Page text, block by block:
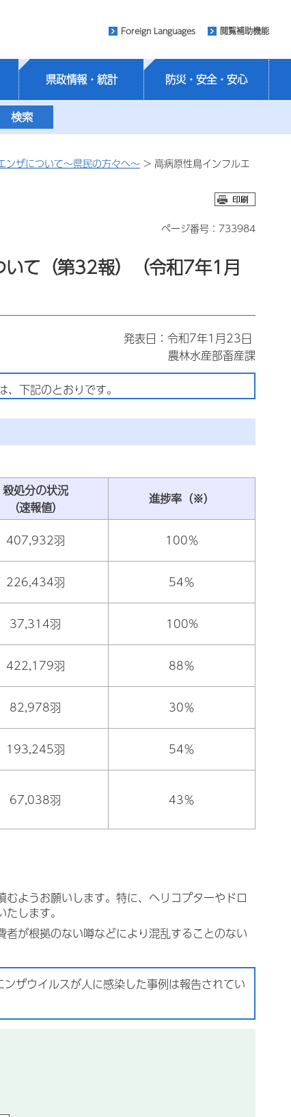
Foreign Languages 閲覧補助機能
県政情報・統計 防災・安全・安心
ンザについて～県民の方々へ～ > 高病原性鳥インフルエ
ページ番号：733984
いて（第32報）（令和7年1月
発表日：令和7年1月23日
農林水産部畜産課
下記のとおりです。
殺処分の状況
（速報値）
進捗率（※）
407,932羽 100％
226,434羽 54％
37,314羽 100%
422,179羽 88％
82,978羽 30％
193,245羽 54％
67,038羽 43％
ようお願いします。特に、ヘリコプターやドロ
します。
が根拠のない噂などにより混乱することのない
ザウイルスが人に感染した事例は報告されてい